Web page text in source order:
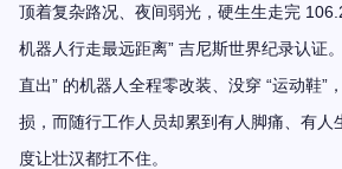
顶着复杂路况、夜间弱光，硬生生走完
机器人行走最远距离” 吉尼斯世界纪录认证
直出” 的机器人全程零改装、没穿 “运动鞋”
损，而随行工作人员却累到有人脚痛、有人
度让壮汉都扛不住。